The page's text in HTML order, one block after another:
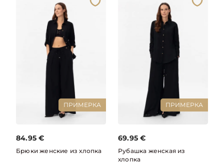
ПРИМЕРКА
84.95 €
Брюки женские из хлопка
ПРИМЕРКА
69.95 €
Рубашка женская из
хлопка